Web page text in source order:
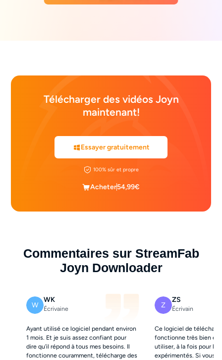
Télécharger des vidéos Joyn
maintenant!
Essayer gratuitement
100% sûr et propre
Acheter54,99€
Commentaires sur StreamFab
Joyn Downloader
W
WK
Écrivaine
Ayant utilisé ce logiciel pendant environ
1 mois. Et je suis assez confiant pour
dire qu'il répond à tous mes besoins. Il
fonctionne couramment, télécharge des
Z
ZS
Écrivain
Ce logiciel de
fonctionne très bien et
utiliser, à la fois pour
expérimentés. Si vous